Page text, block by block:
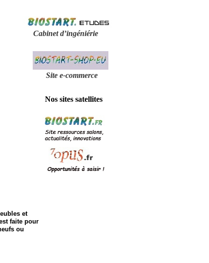
et
faite pour
ou
Cabinet d’ingéniérie
Nos sites satellites
Site e-commerce